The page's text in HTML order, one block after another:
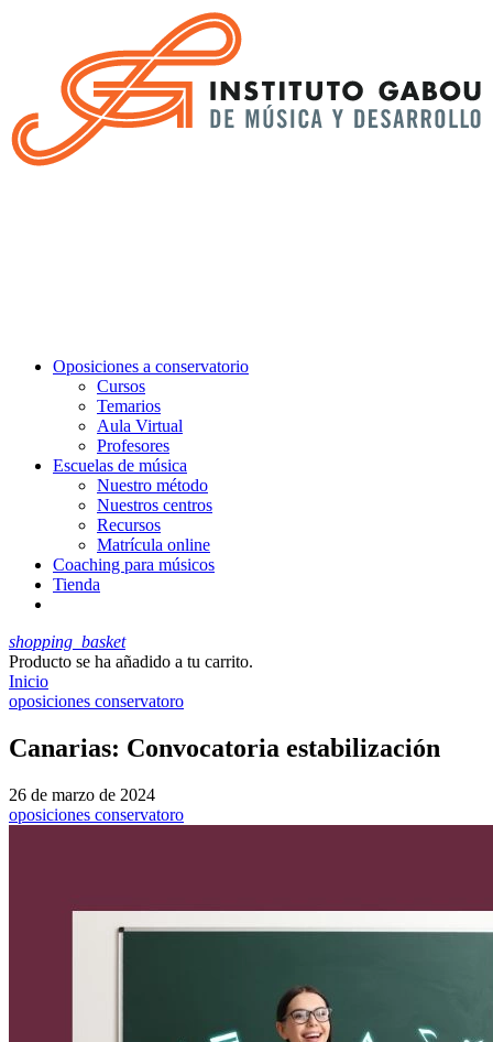
Oposiciones a conservatorio
Cursos
Temarios
Aula Virtual
Profesores
Escuelas de música
Nuestro método
Nuestros centros
Recursos
Matrícula online
Coaching para músicos
Tienda
shopping_basket
Producto se ha añadido a tu carrito.
Inicio
oposiciones conservatoro
Canarias: Convocatoria estabilización
26 de marzo de 2024
oposiciones conservatoro